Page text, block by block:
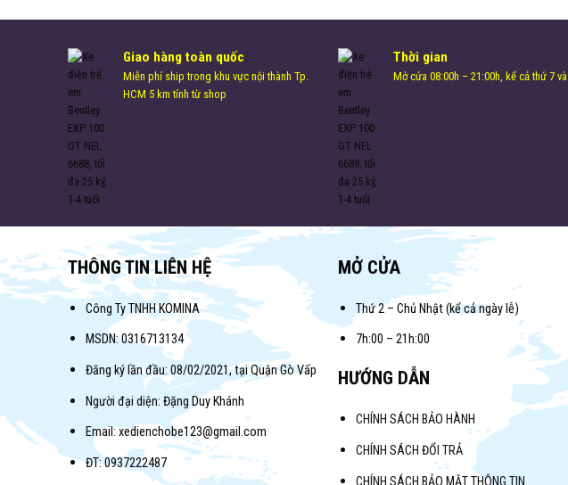
Giao hàng toàn quốc
Miễn phí ship trong khu vực nội thành Tp.
HCM 5 km tính từ shop
Thời gian
Mở cửa 08:00h – 21:00h, kể cả thứ 7
THÔNG TIN LIÊN HỆ
Công Ty TNHH KOMINA
MSDN: 0316713134
Đăng ký lần đầu: 08/02/2021, tại Quận Gò Vấp
Người đại diện: Đặng Duy Khánh
Email: xedienchobe123@gmail.com
ĐT: 0937222487
MỞ CỬA
Thứ 2 – Chủ Nhật (kể cả ngày lễ)
7h:00 – 21h:00
HƯỚNG DẪN
CHÍNH SÁCH BẢO HÀNH
CHÍNH SÁCH ĐỔI TRẢ
CHÍNH SÁCH BẢO MẬT THÔNG TIN